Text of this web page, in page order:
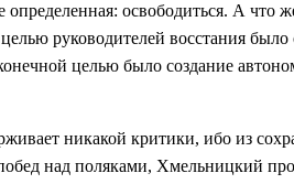
освободиться. А
руководителей восстания
целью было создание
никакой критики, ибо из
над поляками, Хмельницкий